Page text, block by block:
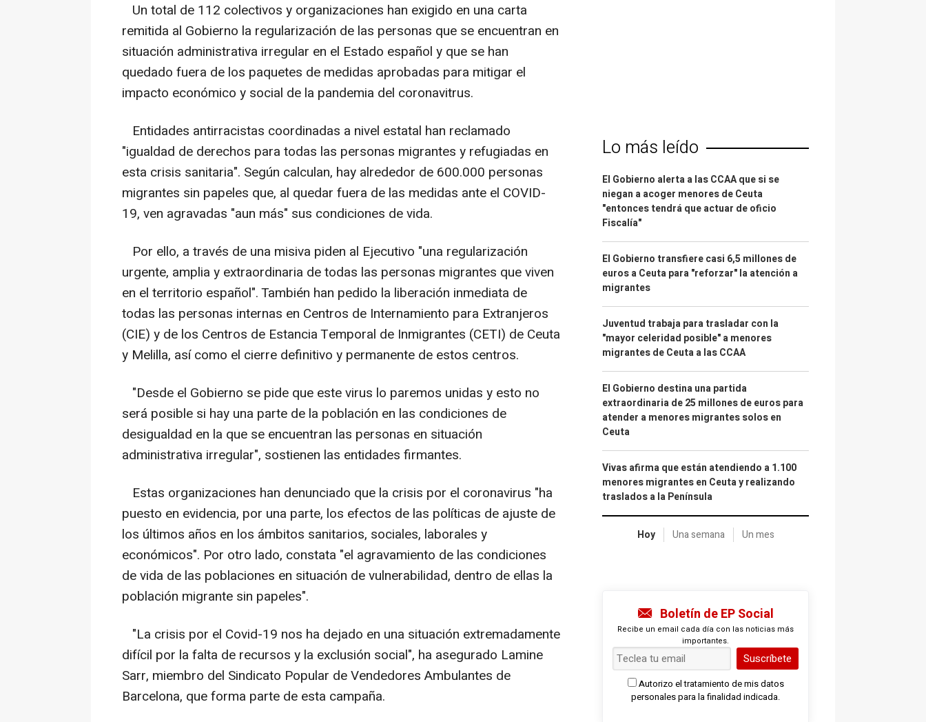
Un total de 112 colectivos y organizaciones han exigido en una carta
remitida al Gobierno la regularización de las personas que se encuentran en
situación administrativa irregular en el Estado español y que se han
quedado fuera de los paquetes de medidas aprobadas para mitigar el
impacto económico y social de la pandemia del coronavitrus.
Entidades antirracistas coordinadas a nivel estatal han reclamado
"igualdad de derechos para todas las personas migrantes y refugiadas en
esta crisis sanitaria". Según calculan, hay alrededor de 600.000 personas
migrantes sin papeles que, al quedar fuera de las medidas ante el COVID-
19, ven agravadas "aun más" sus condiciones de vida.
Por ello, a través de una misiva piden al Ejecutivo "una regularización
urgente, amplia y extraordinaria de todas las personas migrantes que viven
en el territorio español". También han pedido la liberación inmediata de
todas las personas internas en Centros de Internamiento para Extranjeros
(CIE) y de los Centros de Estancia Temporal de Inmigrantes (CETI) de Ceuta
y Melilla, así como el cierre definitivo y permanente de estos centros.
"Desde el Gobierno se pide que este virus lo paremos unidas y esto no
será posible si hay una parte de la población en las condiciones de
desigualdad en la que se encuentran las personas en situación
administrativa irregular", sostienen las entidades firmantes.
Estas organizaciones han denunciado que la crisis por el coronavirus "ha
puesto en evidencia, por una parte, los efectos de las políticas de ajuste de
los últimos años en los ámbitos sanitarios, sociales, laborales y
económicos". Por otro lado, constata "el agravamiento de las condiciones
de vida de las poblaciones en situación de vulnerabilidad, dentro de ellas la
población migrante sin papeles".
"La crisis por el Covid-19 nos ha dejado en una situación extremadamente
difícil por la falta de recursos y la exclusión social", ha asegurado Lamine
Sarr, miembro del Sindicato Popular de Vendedores Ambulantes de
Barcelona, que forma parte de esta campaña.
Lo más leído
El Gobierno alerta a las CCAA que si se
niegan a acoger menores de Ceuta
"entonces tendrá que actuar de oficio
Fiscalía"
El Gobierno transfiere casi 6,5 millones de
euros a Ceuta para "reforzar" la atención a
migrantes
Juventud trabaja para trasladar con la
"mayor celeridad posible" a menores
migrantes de Ceuta a las CCAA
El Gobierno destina una partida
extraordinaria de 25 millones de euros para
atender a menores migrantes solos en
Ceuta
Vivas afirma que están atendiendo a 1.100
menores migrantes en Ceuta y realizando
traslados a la Península
Hoy Una semana Un mes
Boletín de EP Social
Recibe un email cada día con las noticias más
importantes.
Suscríbete
Autorizo el tratamiento de mis datos
personales para la finalidad indicada.